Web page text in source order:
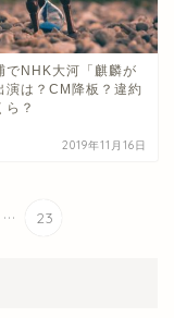
でNHK大河「麒麟が
演は？CM降板？違約
ら？
2019年11月16日
... 23